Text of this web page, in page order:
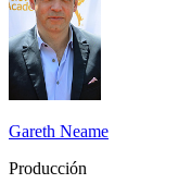
Gareth Neame
Producción